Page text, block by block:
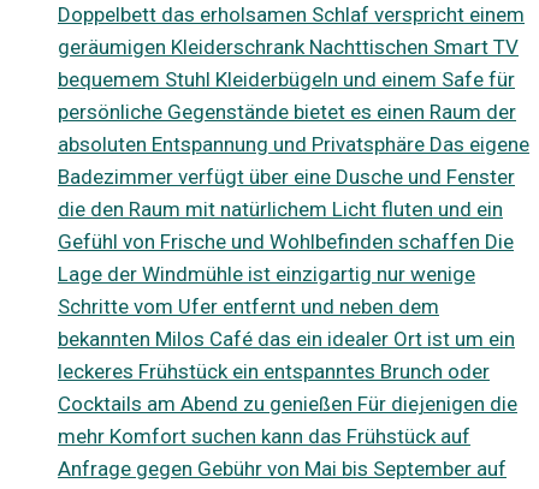
Doppelbett das erholsamen Schlaf verspricht einem
geräumigen Kleiderschrank Nachttischen Smart TV
bequemem Stuhl Kleiderbügeln und einem Safe für
persönliche Gegenstände bietet es einen Raum der
absoluten Entspannung und Privatsphäre Das eigene
Badezimmer verfügt über eine Dusche und Fenster
die den Raum mit natürlichem Licht fluten und ein
Gefühl von Frische und Wohlbefinden schaffen Die
Lage der Windmühle ist einzigartig nur wenige
Schritte vom Ufer entfernt und neben dem
bekannten Milos Café das ein idealer Ort ist um ein
leckeres Frühstück ein entspanntes Brunch oder
Cocktails am Abend zu genießen Für diejenigen die
mehr Komfort suchen kann das Frühstück auf
Anfrage gegen Gebühr von Mai bis September auf